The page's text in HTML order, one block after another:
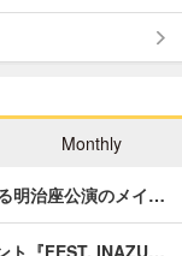
Monthly
明治座公演のメイ…
ト『FEST. INAZU…